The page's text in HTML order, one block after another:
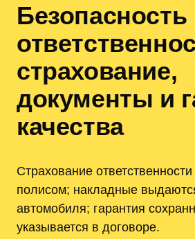
Безопасность
страхование,
документы и
качества
Страхование
полисом; накладные
автомобиля; гарантия
указывается в договоре.